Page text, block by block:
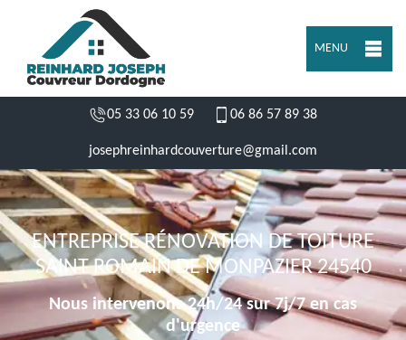
MENU
05 33 06 10 59 06 86 57 89 38
josephreinhardcouverture@gmail.com
ENTREPRISE RÉNOVATION DE TOITURE
SAINT ROMAIN DE MONPAZIER 24540
Nous intervenons 24h/24 sur 7j/7 en cas
d'urgence